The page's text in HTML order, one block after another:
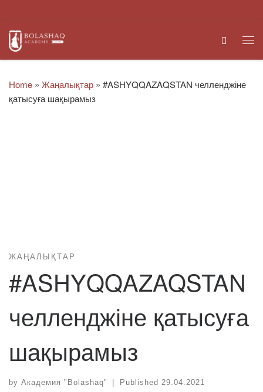
Search
Home » Жаңалықтар » #ASHYQQAZAQSTAN челленджіне
қатысуға шақырамыз
ЖАҢАЛЫҚТАР
#ASHYQQAZAQSTAN
челленджіне қатысуға
шақырамыз
by Академия "Bolashaq" | Published 29.04.2021